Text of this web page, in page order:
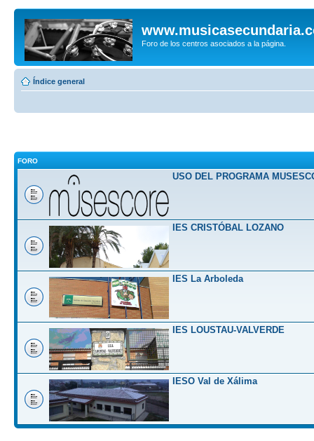
Foro de los centros asociados a la página.
Índice general
FORO
USO DEL PROGRAMA
IES CRISTÓBAL LOZANO
IES La Arboleda
IES LOUSTAU-VALVERDE
IESO Val de Xálima